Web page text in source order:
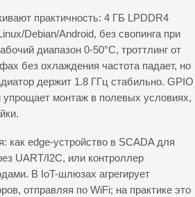
практичность: 4 ГБ LPDDR4
Debian/Android, без свопинга при
диапазон 0-50°C, троттлинг от
без охлаждения частота падает, но
держит 1.8 ГГц стабильно. GPIO
упрощает монтаж в полевых условиях,
как edge-устройство в SCADA для
UART/I2C, или контроллер
В IoT-шлюзах агрегирует
отправляя по WiFi; на практике это